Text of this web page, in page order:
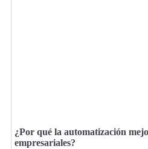
¿Por qué la automatización
empresariales?